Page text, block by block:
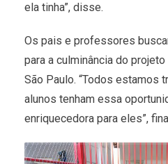
ela tinha”, disse.
Os pais e professores
para a culminância do
São Paulo. “Todos estamos
alunos tenham essa
enriquecedora para eles”,